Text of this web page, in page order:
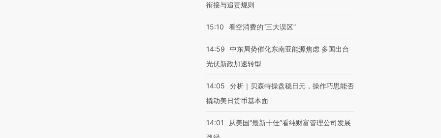
衔接与追责规则
15:10 看空消费的“三大误区”
14:59
中东局势催化东南亚能源焦虑 多国出台
光伏新政加速转型
14:05
分析｜贝森特操盘稳日元，操作巧思能否
撬动美日货币基本面
14:01
从美国“最新十佳”看纯财富管理公司发展